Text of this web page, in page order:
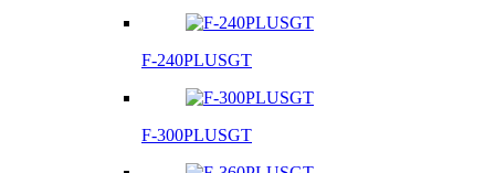
F-240PLUSGT
F-300PLUSGT